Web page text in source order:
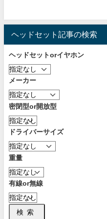
ヘッドセット記事の検索
ヘッドセットorイヤホン
メーカー
密閉型or開放型
ドライバーサイズ
重量
有線or無線
検索